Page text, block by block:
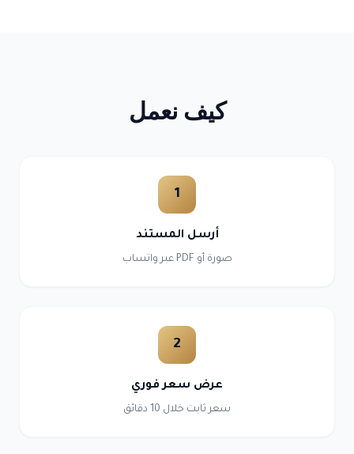
كيف نعمل
1
أرسل المستند
صورة أو PDF عبر واتساب
2
عرض سعر فوري
سعر ثابت خلال 10 دقائق